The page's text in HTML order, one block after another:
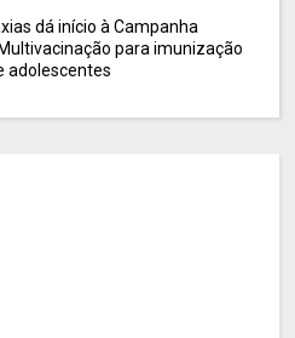
dá início à Campanha
para imunização
adolescentes